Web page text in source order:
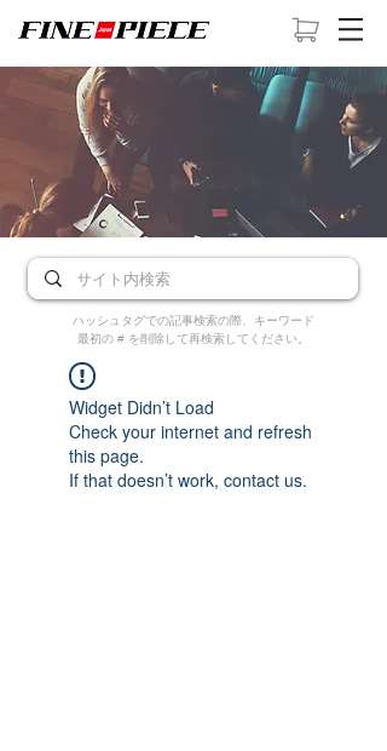
ハッシュタグでの記事検索の際、キーワード
最初の # を削除して再検索してください。
Widget Didn’t Load
Check your internet and refresh
this page.
If that doesn’t work, contact us.